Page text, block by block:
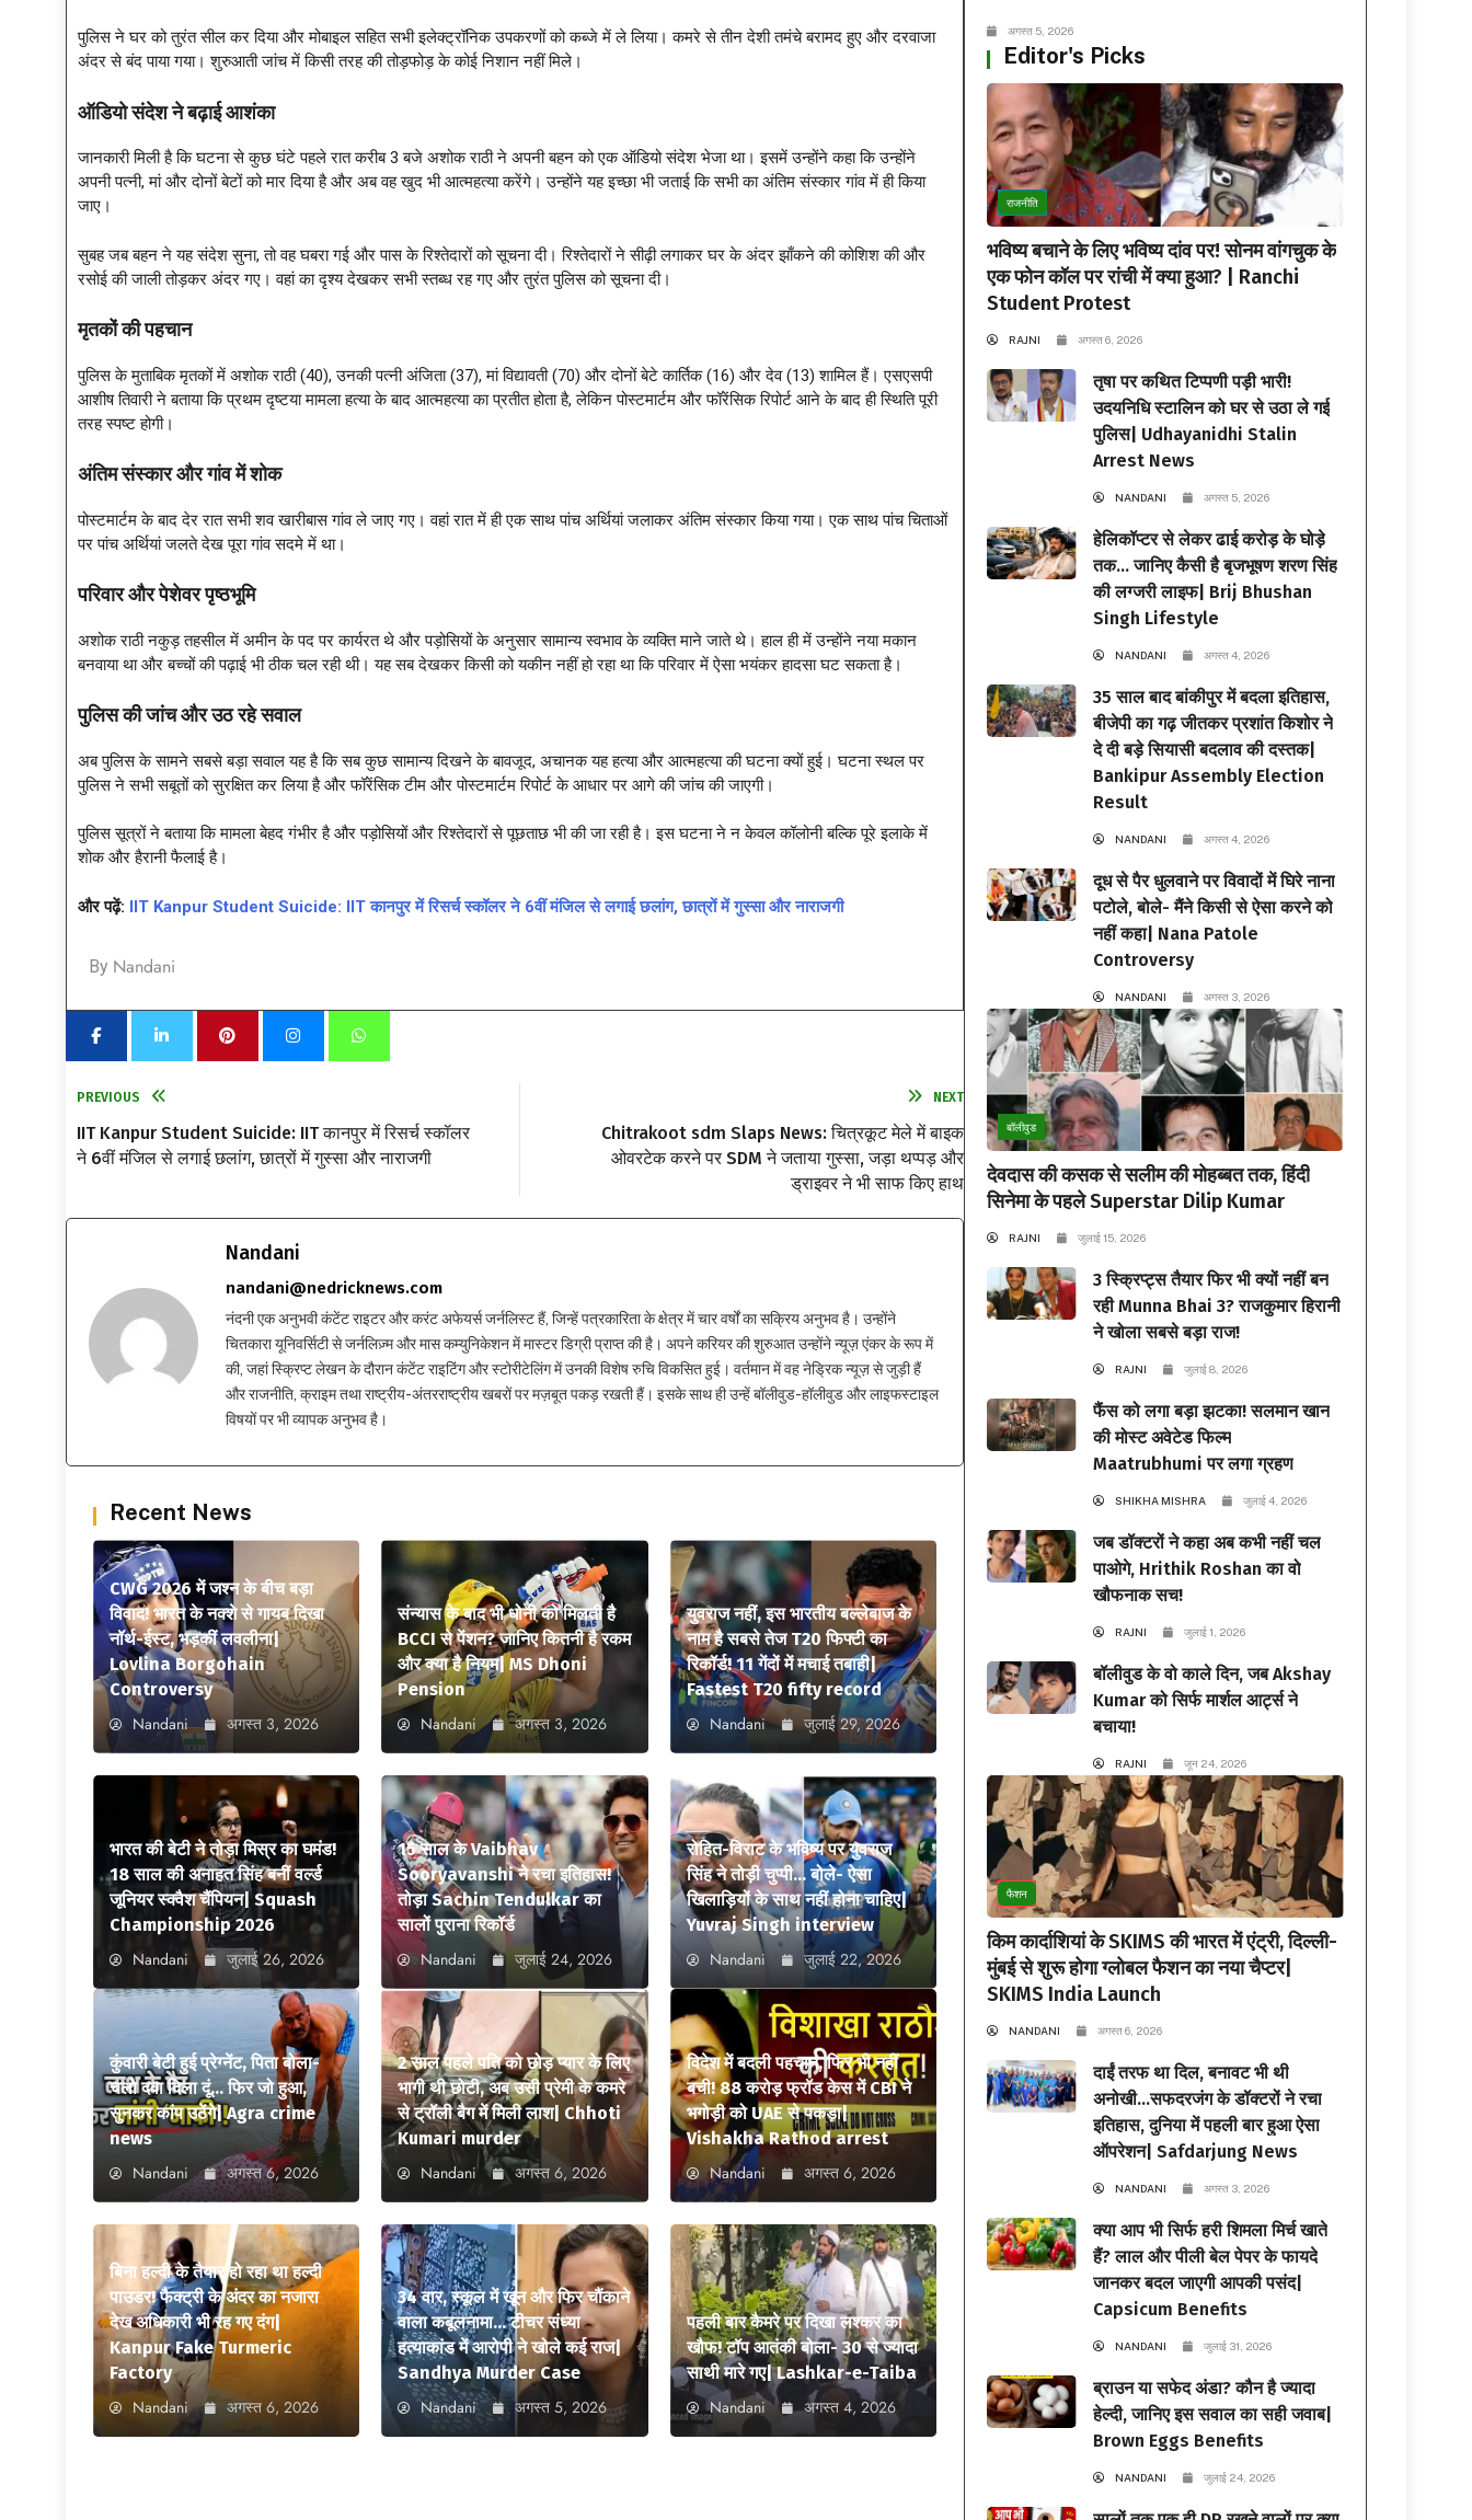
पुलिस ने घर को तुरंत सील कर दिया और मोबाइल सहित सभी इलेक्ट्रॉनिक उपकरणों को कब्जे में ले लिया। कमरे से तीन देशी तमंचे बरामद हुए और दरवाजा
अंदर से बंद पाया गया। शुरुआती जांच में किसी तरह की तोड़फोड़ के कोई निशान नहीं मिले।
ऑडियो संदेश ने बढ़ाई आशंका
जानकारी मिली है कि घटना से कुछ घंटे पहले रात करीब 3 बजे अशोक राठी ने अपनी बहन को एक ऑडियो संदेश भेजा था। इसमें उन्होंने कहा कि उन्होंने
अपनी पत्नी, मां और दोनों बेटों को मार दिया है और अब वह खुद भी आत्महत्या करेंगे। उन्होंने यह इच्छा भी जताई कि सभी का अंतिम संस्कार गांव में ही किया
जाए।
सुबह जब बहन ने यह संदेश सुना, तो वह घबरा गई और पास के रिश्तेदारों को सूचना दी। रिश्तेदारों ने सीढ़ी लगाकर घर के अंदर झाँकने की कोशिश की और
रसोई की जाली तोड़कर अंदर गए। वहां का दृश्य देखकर सभी स्तब्ध रह गए और तुरंत पुलिस को सूचना दी।
मृतकों की पहचान
पुलिस के मुताबिक मृतकों में अशोक राठी (40), उनकी पत्नी अंजिता (37), मां विद्यावती (70) और दोनों बेटे कार्तिक (16) और देव (13) शामिल हैं। एसएसपी
आशीष तिवारी ने बताया कि प्रथम दृष्टया मामला हत्या के बाद आत्महत्या का प्रतीत होता है, लेकिन पोस्टमार्टम और फॉरेंसिक रिपोर्ट आने के बाद ही स्थिति पूरी
तरह स्पष्ट होगी।
अंतिम संस्कार और गांव में शोक
पोस्टमार्टम के बाद देर रात सभी शव खारीबास गांव ले जाए गए। वहां रात में ही एक साथ पांच अर्थियां जलाकर अंतिम संस्कार किया गया। एक साथ पांच चिताओं
पर पांच अर्थियां जलते देख पूरा गांव सदमे में था।
परिवार और पेशेवर पृष्ठभूमि
अशोक राठी नकुड़ तहसील में अमीन के पद पर कार्यरत थे और पड़ोसियों के अनुसार सामान्य स्वभाव के व्यक्ति माने जाते थे। हाल ही में उन्होंने नया मकान
बनवाया था और बच्चों की पढ़ाई भी ठीक चल रही थी। यह सब देखकर किसी को यकीन नहीं हो रहा था कि परिवार में ऐसा भयंकर हादसा घट सकता है।
पुलिस की जांच और उठ रहे सवाल
अब पुलिस के सामने सबसे बड़ा सवाल यह है कि सब कुछ सामान्य दिखने के बावजूद, अचानक यह हत्या और आत्महत्या की घटना क्यों हुई। घटना स्थल पर
पुलिस ने सभी सबूतों को सुरक्षित कर लिया है और फॉरेंसिक टीम और पोस्टमार्टम रिपोर्ट के आधार पर आगे की जांच की जाएगी।
पुलिस सूत्रों ने बताया कि मामला बेहद गंभीर है और पड़ोसियों और रिश्तेदारों से पूछताछ भी की जा रही है। इस घटना ने न केवल कॉलोनी बल्कि पूरे इलाके में
शोक और हैरानी फैलाई है।
और पढ़ें: IIT Kanpur Student Suicide: IIT कानपुर में रिसर्च स्कॉलर ने 6वीं मंजिल से लगाई छलांग, छात्रों में गुस्सा और नाराजगी
By Nandani
PREVIOUS
IIT Kanpur Student Suicide: IIT कानपुर में रिसर्च स्कॉलर
ने 6वीं मंजिल से लगाई छलांग, छात्रों में गुस्सा और नाराजगी
NEXT
Chitrakoot sdm Slaps News: चित्रकूट मेले में बाइक
ओवरटेक करने पर SDM ने जताया गुस्सा, जड़ा थप्पड़ और
ड्राइवर ने भी साफ किए हाथ
Nandani
nandani@nedricknews.com
नंदनी एक अनुभवी कंटेंट राइटर और करंट अफेयर्स जर्नलिस्ट हैं, जिन्हें पत्रकारिता के क्षेत्र में चार वर्षों का सक्रिय अनुभव है। उन्होंने
चितकारा यूनिवर्सिटी से जर्नलिज़्म और मास कम्युनिकेशन में मास्टर डिग्री प्राप्त की है। अपने करियर की शुरुआत उन्होंने न्यूज़ एंकर के रूप में
की, जहां स्क्रिप्ट लेखन के दौरान कंटेंट राइटिंग और स्टोरीटेलिंग में उनकी विशेष रुचि विकसित हुई। वर्तमान में वह नेड्रिक न्यूज़ से जुड़ी हैं
और राजनीति, क्राइम तथा राष्ट्रीय-अंतरराष्ट्रीय खबरों पर मज़बूत पकड़ रखती हैं। इसके साथ ही उन्हें बॉलीवुड-हॉलीवुड और लाइफस्टाइल
विषयों पर भी व्यापक अनुभव है।
Recent News
CWG 2026 में जश्न के बीच बड़ा
विवाद! भारत के नक्शे से गायब दिखा
नॉर्थ-ईस्ट, भड़कीं लवलीना|
Lovlina Borgohain
Controversy
Nandani अगस्त 3, 2026
संन्यास के बाद भी धोनी को मिलती है
BCCI से पेंशन? जानिए कितनी है रकम
और क्या है नियम| MS Dhoni
Pension
Nandani अगस्त 3, 2026
युवराज नहीं, इस भारतीय बल्लेबाज के
नाम है सबसे तेज T20 फिफ्टी का
रिकॉर्ड! 11 गेंदों में मचाई तबाही|
Fastest T20 fifty record
Nandani जुलाई 29, 2026
भारत की बेटी ने तोड़ा मिस्र का घमंड!
18 साल की अनाहत सिंह बनीं वर्ल्ड
जूनियर स्क्वैश चैंपियन| Squash
Championship 2026
Nandani जुलाई 26, 2026
15 साल के Vaibhav
Sooryavanshi ने रचा इतिहास!
तोड़ा Sachin Tendulkar का
सालों पुराना रिकॉर्ड
Nandani जुलाई 24, 2026
रोहित-विराट के भविष्य पर युवराज
सिंह ने तोड़ी चुप्पी… बोले- ऐसा
खिलाड़ियों के साथ नहीं होना चाहिए|
Yuvraj Singh interview
Nandani जुलाई 22, 2026
कुंवारी बेटी हुई प्रेग्नेंट, पिता बोला-
चलो दवा दिला दूं… फिर जो हुआ,
सुनकर कांप उठेंगे| Agra crime
news
Nandani अगस्त 6, 2026
2 साल पहले पति को छोड़ प्यार के लिए
भागी थी छोटी, अब उसी प्रेमी के कमरे
से ट्रॉली बैग में मिली लाश| Chhoti
Kumari murder
Nandani अगस्त 6, 2026
विदेश में बदली पहचान, फिर भी नहीं
बची! 88 करोड़ फ्रॉड केस में CBI ने
भगोड़ी को UAE से पकड़ा|
Vishakha Rathod arrest
Nandani अगस्त 6, 2026
बिना हल्दी के तैयार हो रहा था हल्दी
पाउडर! फैक्ट्री के अंदर का नजारा
देख अधिकारी भी रह गए दंग|
Kanpur Fake Turmeric
Factory
Nandani अगस्त 6, 2026
34 वार, स्कूल में खून और फिर चौंकाने
वाला कबूलनामा… टीचर संध्या
हत्याकांड में आरोपी ने खोले कई राज|
Sandhya Murder Case
Nandani अगस्त 5, 2026
पहली बार कैमरे पर दिखा लश्कर का
खौफ! टॉप आतंकी बोला- 30 से ज्यादा
साथी मारे गए| Lashkar-e-Taiba
Nandani अगस्त 4, 2026
अगस्त 5, 2026
Editor's Picks
राजनीति
भविष्य बचाने के लिए भविष्य दांव पर! सोनम वांगचुक के
एक फोन कॉल पर रांची में क्या हुआ? | Ranchi
Student Protest
RAJNI अगस्त 6, 2026
तृषा पर कथित टिप्पणी पड़ी भारी!
उदयनिधि स्टालिन को घर से उठा ले गई
पुलिस| Udhayanidhi Stalin
Arrest News
NANDANI अगस्त 5, 2026
हेलिकॉप्टर से लेकर ढाई करोड़ के घोड़े
तक… जानिए कैसी है बृजभूषण शरण सिंह
की लग्जरी लाइफ| Brij Bhushan
Singh Lifestyle
NANDANI अगस्त 4, 2026
35 साल बाद बांकीपुर में बदला इतिहास,
बीजेपी का गढ़ जीतकर प्रशांत किशोर ने
दे दी बड़े सियासी बदलाव की दस्तक|
Bankipur Assembly Election
Result
NANDANI अगस्त 4, 2026
दूध से पैर धुलवाने पर विवादों में घिरे नाना
पटोले, बोले- मैंने किसी से ऐसा करने को
नहीं कहा| Nana Patole
Controversy
NANDANI अगस्त 3, 2026
बॉलीवुड
देवदास की कसक से सलीम की मोहब्बत तक, हिंदी
सिनेमा के पहले Superstar Dilip Kumar
RAJNI जुलाई 15, 2026
3 स्क्रिप्ट्स तैयार फिर भी क्यों नहीं बन
रही Munna Bhai 3? राजकुमार हिरानी
ने खोला सबसे बड़ा राज!
RAJNI जुलाई 8, 2026
फैंस को लगा बड़ा झटका! सलमान खान
की मोस्ट अवेटेड फिल्म
Maatrubhumi पर लगा ग्रहण
SHIKHA MISHRA जुलाई 4, 2026
जब डॉक्टरों ने कहा अब कभी नहीं चल
पाओगे, Hrithik Roshan का वो
खौफनाक सच!
RAJNI जुलाई 1, 2026
बॉलीवुड के वो काले दिन, जब Akshay
Kumar को सिर्फ मार्शल आर्ट्स ने
बचाया!
RAJNI जून 24, 2026
फैशन
किम कार्दाशियां के SKIMS की भारत में एंट्री, दिल्ली-
मुंबई से शुरू होगा ग्लोबल फैशन का नया चैप्टर|
SKIMS India Launch
NANDANI अगस्त 6, 2026
दाईं तरफ था दिल, बनावट भी थी
अनोखी…सफदरजंग के डॉक्टरों ने रचा
इतिहास, दुनिया में पहली बार हुआ ऐसा
ऑपरेशन| Safdarjung News
NANDANI अगस्त 3, 2026
क्या आप भी सिर्फ हरी शिमला मिर्च खाते
हैं? लाल और पीली बेल पेपर के फायदे
जानकर बदल जाएगी आपकी पसंद|
Capsicum Benefits
NANDANI जुलाई 31, 2026
ब्राउन या सफेद अंडा? कौन है ज्यादा
हेल्दी, जानिए इस सवाल का सही जवाब|
Brown Eggs Benefits
NANDANI जुलाई 24, 2026